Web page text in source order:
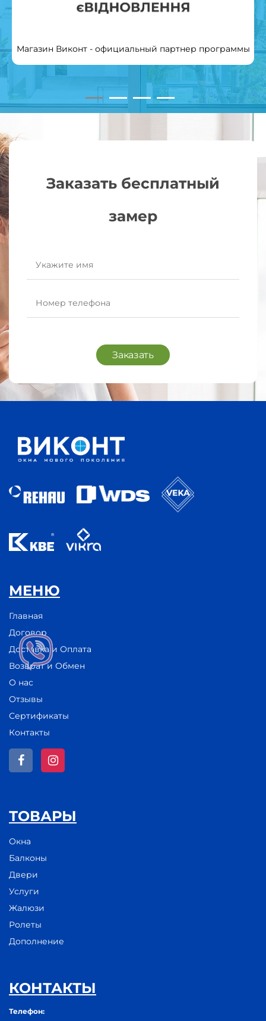
Магазин Виконт - официальный партнер программы
Заказать бесплатный
замер
Заказать
МЕНЮ
Главная
Договор
Доставка и Оплата
Возврат и Обмен
О нас
Отзывы
Сертификаты
Контакты
ТОВАРЫ
Окна
Балконы
Двери
Услуги
Жалюзи
Ролеты
Дополнение
КОНТАКТЫ
Телефон: